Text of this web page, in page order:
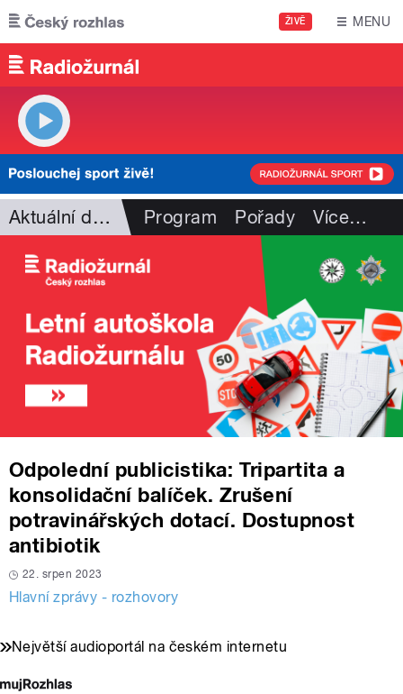
Přejít k hlavnímu obsahu
ŽIVĚ MENU
Aktuální dění Program Pořady Více…
Odpolední publicistika: Tripartita a
konsolidační balíček. Zrušení
potravinářských dotací. Dostupnost
antibiotik
22. srpen 2023
Hlavní zprávy - rozhovory
Největší audioportál na českém internetu